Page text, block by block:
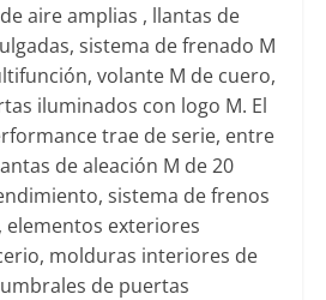
aire amplias , llantas de
sistema de frenado M
volante M de cuero,
iluminados con logo M. El
trae de serie, entre
de aleación M de 20
sistema de frenos
elementos exteriores
molduras interiores de
de puertas